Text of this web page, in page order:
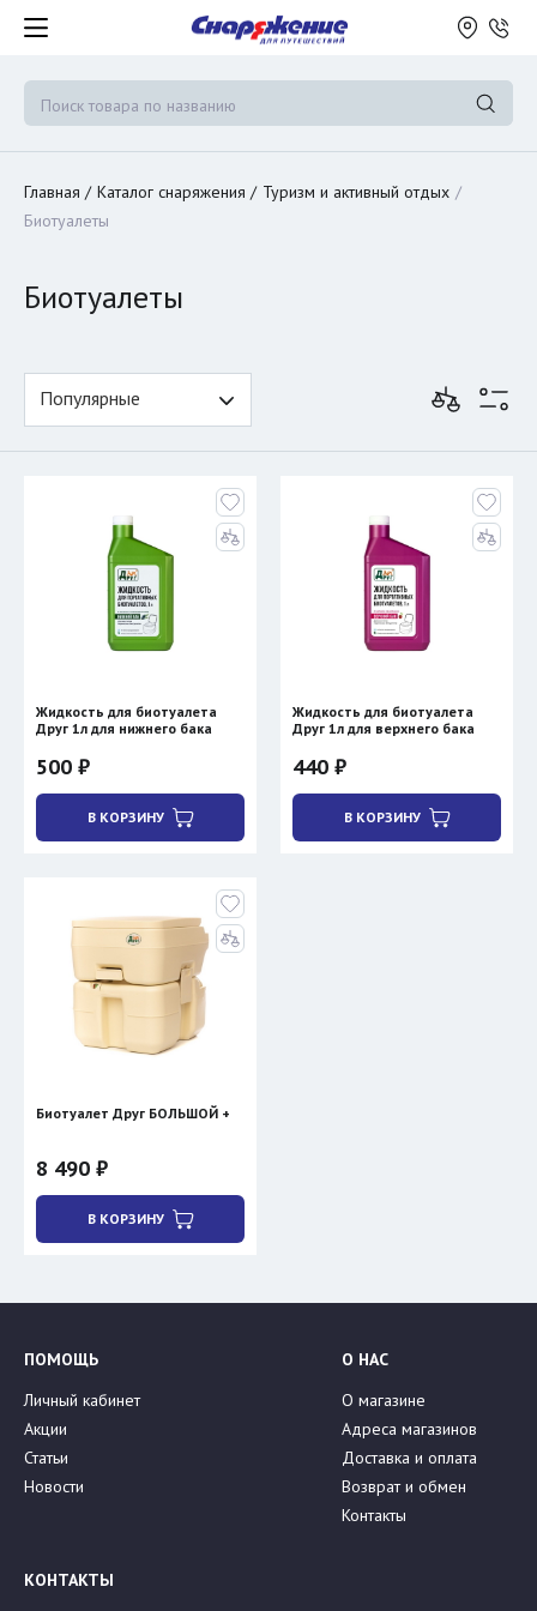
Главная Каталог снаряжения
Туризм и активный отдых
Биотуалеты
Биотуалеты
Популярные
Жидкость для биотуалета
Друг 1л для нижнего бака
500 ₽
В КОРЗИНУ
Жидкость для биотуалета
Друг 1л для верхнего бака
440 ₽
В КОРЗИНУ
Биотуалет Друг БОЛЬШОЙ +
8 490 ₽
В КОРЗИНУ
ПОМОЩЬ
Личный кабинет
Акции
Статьи
Новости
О НАС
О магазине
Адреса магазинов
Доставка и оплата
Возврат и обмен
Контакты
КОНТАКТЫ